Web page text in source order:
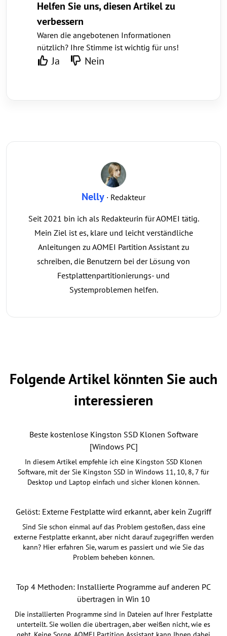
Helfen Sie uns, diesen Artikel zu
verbessern
Waren die angebotenen Informationen
nützlich? Ihre Stimme ist wichtig für uns!
Ja Nein
Nelly · Redakteur
Seit 2021 bin ich als Redakteurin für AOMEI tätig.
Mein Ziel ist es, klare und leicht verständliche
Anleitungen zu AOMEI Partition Assistant zu
schreiben, die Benutzern bei der Lösung von
Festplattenpartitionierungs- und
Systemproblemen helfen.
Folgende Artikel könnten Sie auch
interessieren
Beste kostenlose Kingston SSD Klonen Software
[Windows PC]
In diesem Artikel empfehle ich eine Kingston SSD Klonen
Software, mit der Sie Kingston SSD in Windows 11, 10, 8, 7 für
Desktop und Laptop einfach und sicher klonen können.
Gelöst: Externe Festplatte wird erkannt, aber kein Zugriff
Sind Sie schon einmal auf das Problem gestoßen, dass eine
externe Festplatte erkannt, aber nicht darauf zugegriffen werden
kann? Hier erfahren Sie, warum es passiert und wie Sie das
Problem beheben können.
Top 4 Methoden: Installierte Programme auf anderen PC
übertragen in Win 10
Die installierten Programme sind in Dateien auf Ihrer Festplatte
unterteilt. Sie wollen die übertragen, aber weißen nicht, wie es